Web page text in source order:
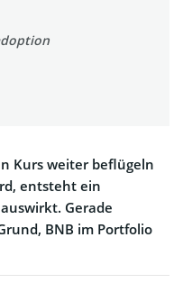
Kurs weiter beflügeln
entsteht ein
Gerade
BNB im Portfolio